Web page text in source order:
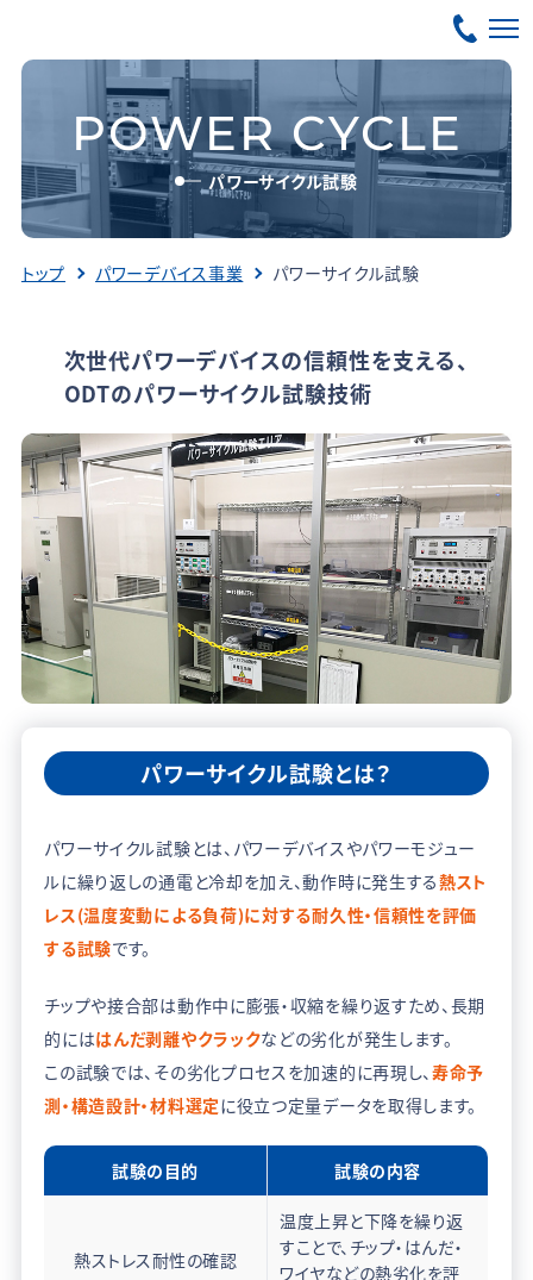
POWER CYCLE
パワーサイクル試験
トップ パワーデバイス事業 パワーサイクル試験
次世代パワーデバイスの信頼性を支える、
ODTのパワーサイクル試験技術
パワーサイクル試験とは？
パワーサイクル試験とは、パワーデバイスやパワーモジュー
ルに繰り返しの通電と冷却を加え、動作時に発生する熱スト
レス(温度変動による負荷)に対する耐久性・信頼性を評価
する試験です。
チップや接合部は動作中に膨張・収縮を繰り返すため、長期
的にははんだ剥離やクラックなどの劣化が発生します。
この試験では、その劣化プロセスを加速的に再現し、寿命予
測・構造設計・材料選定に役立つ定量データを取得します。
試験の目的 試験の内容
熱ストレス耐性の確認
温度上昇と下降を繰り返
すことで、チップ・はんだ・
ワイヤなどの熱劣化を評